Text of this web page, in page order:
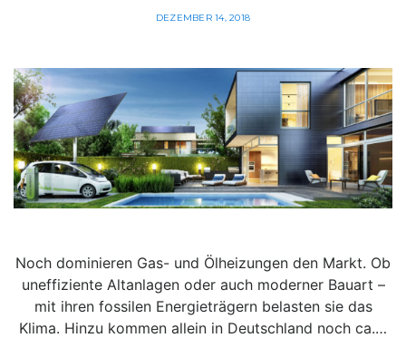
DEZEMBER 14, 2018
Noch dominieren Gas- und Ölheizungen den Markt. Ob
uneffiziente Altanlagen oder auch moderner Bauart –
mit ihren fossilen Energieträgern belasten sie das
Klima. Hinzu kommen allein in Deutschland noch ca.…